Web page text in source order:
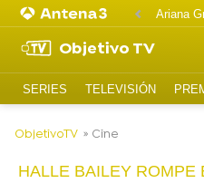
Ariana
Objetivo TV
SERIES TELEVISIÓN
ObjetivoTV » Cine
HALLE BAILEY ROMPE